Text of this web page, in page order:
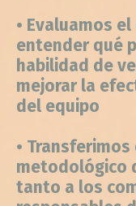
Evaluamos
entender qué
habilidad de
mejorar la
del equipo
•
metodológico
tanto a los
responsables